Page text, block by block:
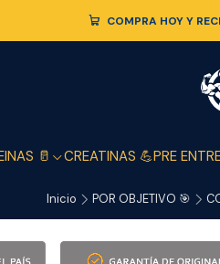
🥛 CREATINAS 💪PRE
COMPRA HOY Y
Inicio POR OBJETIVO 🎯